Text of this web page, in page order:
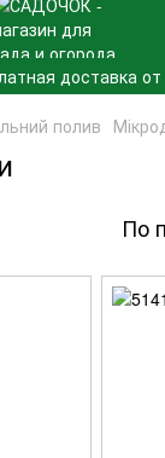
доставка от
полив
По